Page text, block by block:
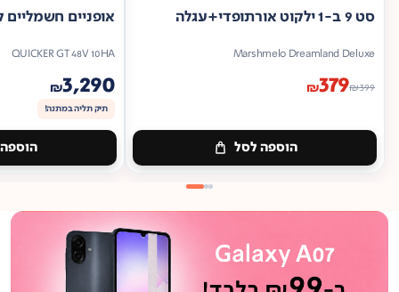
סט 9 ב-1 ילקוט אורתופדי+עגלה
Marshmelo Dreamland Deluxe
₪399
₪379
הוספה לסל
אופניים חשמליים
QUICKER GT 48V 10HA
₪3,290
תיק תליה במתנה!